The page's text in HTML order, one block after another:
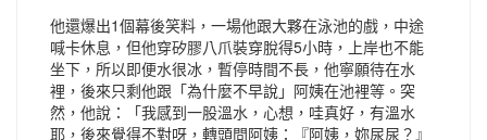
他還爆出1個幕後笑料，一場他跟大夥在泳池的戲，中途
喊卡休息，但他穿矽膠八爪裝穿脫得5小時，上岸也不能
坐下，所以即便水很冰，暫停時間不長，他寧願待在水
裡，後來只剩他跟「為什麼不早說」阿姨在池裡等。突
然，他說：「我感到一股溫水，心想，哇真好，有溫水
耶，後來覺得不對呀，轉頭問阿姨：『阿姨，妳尿尿？』